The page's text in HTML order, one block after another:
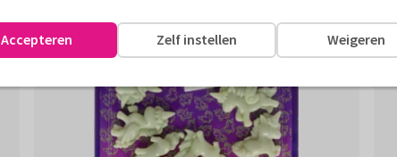
Weigeren
Zelf instellen
Accepteren